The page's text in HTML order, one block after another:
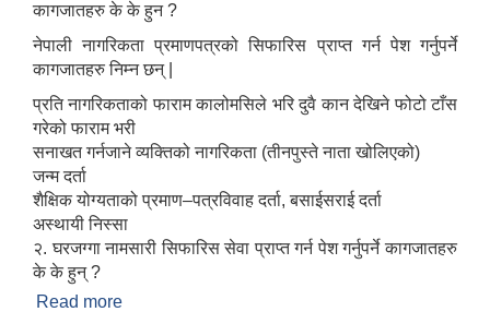
कागजातहरु के के हुन ?
नेपाली नागरिकता प्रमाणपत्रको सिफारिस प्राप्त गर्न पेश गर्नुपर्ने
कागजातहरु निम्न छन् |
प्रति नागरिकताको फाराम कालोमसिले भरि दुवै कान देखिने फोटो टाँस
गरेको फाराम भरी
सनाखत गर्नजाने व्यक्तिको नागरिकता (तीनपुस्ते नाता खोलिएको)
जन्म दर्ता
शैक्षिक योग्यताको प्रमाण–पत्रविवाह दर्ता, बसाईसराई दर्ता
अस्थायी निस्सा
२. घरजग्गा नामसारी सिफारिस सेवा प्राप्त गर्न पेश गर्नुपर्ने कागजातहरु
के के हुन् ?
Read more